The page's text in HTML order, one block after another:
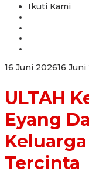
Ikuti Kami
16 Juni 202616 Juni
ULTAH
Eyang
Tercinta